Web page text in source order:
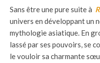
Sans être une pure suite à
univers en développant un
mythologie asiatique. En
lassé par ses pouvoirs, se
le vouloir sa charmante